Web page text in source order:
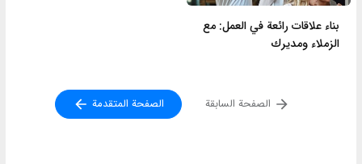
بناء علاقات رائعة في العمل: مع
الزملاء ومديرك
الصفحة السابقة الصفحة المتقدمة